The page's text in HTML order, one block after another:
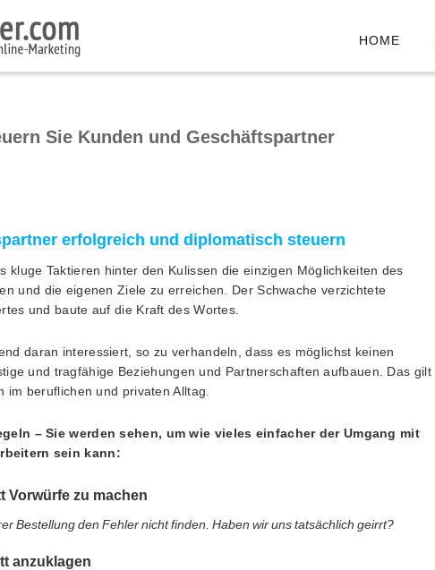
HOME
Sie Kunden und Geschäftspartner
erfolgreich und diplomatisch steuern
kluge Taktieren hinter den Kulissen die einzigen Möglichkeiten des
und die eigenen Ziele zu erreichen. Der Schwache verzichtete
und baute auf die Kraft des Wortes.
daran interessiert, so zu verhandeln, dass es möglichst keinen
und tragfähige Beziehungen und Partnerschaften aufbauen. Das gilt
beruflichen und privaten Alltag.
– Sie werden sehen, um wie vieles einfacher der Umgang mit
sein kann:
Vorwürfe zu machen
Bestellung den Fehler nicht finden. Haben wir uns tatsächlich geirrt?
anzuklagen